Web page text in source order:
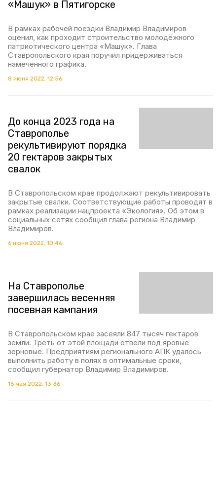
«Машук» в Пятигорске
В рамках рабочей поездки Владимир Владимиров
оценил, как проходит строительство молодёжного
патриотического центра «Машук». Глава
Ставропольского края поручил придерживаться
намеченного графика.
8 июня 2022, 12:56
До конца 2023 года на
Ставрополье
рекультивируют порядка
20 гектаров закрытых
свалок
В Ставропольском крае продолжают рекультивировать
закрытые свалки. Соответствующие работы проводят в
рамках реализации нацпроекта «Экология». Об этом в
социальных сетях сообщил глава региона Владимир
Владимиров.
6 июня 2022, 10:46
На Ставрополье
завершилась весенняя
посевная кампания
В Ставропольском крае засеяли 847 тысяч гектаров
земли. Треть от этой площади отвели под яровые
зерновые. Предприятиям регионального АПК удалось
выполнить работу в полях в оптимальные сроки,
сообщил губернатор Владимир Владимиров.
16 мая 2022, 13:36